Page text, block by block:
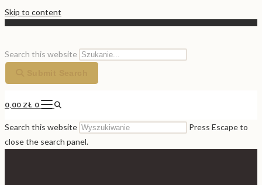
Skip to content
Search this website
0,00 ZŁ 0
Search this website
Press Escape to
close the search panel.